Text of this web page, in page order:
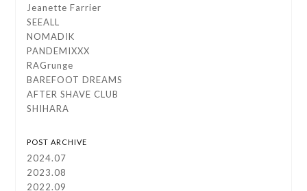
Jeanette Farrier
SEEALL
NOMADIK
PANDEMIXXX
RAGrunge
BAREFOOT DREAMS
AFTER SHAVE CLUB
SHIHARA
POST ARCHIVE
2024.07
2023.08
2022.09